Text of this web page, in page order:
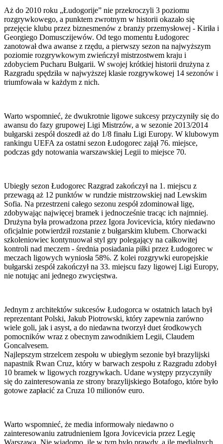
Aż do 2010 roku „Łudogorije” nie przekroczyli 3 poziomu
rozgrywkowego, a punktem zwrotnym w historii okazało się
przejęcie klubu przez biznesmenów z branży przemysłowej - Kiriła i
Georgiego Domusczijewów. Od tego momentu Łudogorec
zanotował dwa awanse z rzędu, a pierwszy sezon na najwyższym
poziomie rozgrywkowym zwieńczył mistrzostwem kraju i
zdobyciem Pucharu Bułgarii. W swojej krótkiej historii drużyna z
Razgradu spędziła w najwyższej klasie rozgrywkowej 14 sezonów i
triumfowała w każdym z nich.
Warto wspomnieć, że dwukrotnie ligowe sukcesy przyczyniły się do
awansu do fazy grupowej Ligi Mistrzów, a w sezonie 2013/2014
bułgarski zespół doszedł aż do 1/8 finału Ligi Europy. W klubowym
rankingu UEFA za ostatni sezon Łudogorec zajął 76. miejsce,
podczas gdy notowania warszawskiej Legii to miejsce 70.
Ubiegły sezon Łudogorec Razgrad zakończył na 1. miejscu z
przewagą aż 12 punktów w rundzie mistrzowskiej nad Lewskim
Sofia. Na przestrzeni całego sezonu zespół zdominował ligę,
zdobywając najwięcej bramek i jednocześnie tracąc ich najmniej.
Drużyna była prowadzona przez Igora Jovicevicia, który niedawno
oficjalnie potwierdził rozstanie z bułgarskim klubem. Chorwacki
szkoleniowiec kontynuował styl gry polegający na całkowitej
kontroli nad meczem - średnia posiadania piłki przez Łudogorec w
meczach ligowych wyniosła 58%. Z kolei rozgrywki europejskie
bułgarski zespół zakończył na 33. miejscu fazy ligowej Ligi Europy,
nie notując ani jednego zwycięstwa.
Jednym z architektów sukcesów Łudogorca w ostatnich latach był
reprezentant Polski, Jakub Piotrowski, który zapewnia zarówno
wiele goli, jak i asyst, a do niedawna tworzył duet środkowych
pomocników wraz z obecnym zawodnikiem Legii, Claudem
Goncalvesem.
Najlepszym strzelcem zespołu w ubiegłym sezonie był brazylijski
napastnik Rwan Cruz, który w barwach zespołu z Razgradu zdobył
10 bramek w ligowych rozgrywkach. Udane występy przyczyniły
się do zainteresowania ze strony brazylijskiego Botafogo, które było
gotowe zapłacić za Cruza 10 milionów euro.
Warto wspomnieć, że media informowały niedawno o
zainteresowaniu zatrudnieniem Igora Jovicevicia przez Legię
Warszawa. Nie wiadomo, ile w tym było prawdy, a ile medialnych